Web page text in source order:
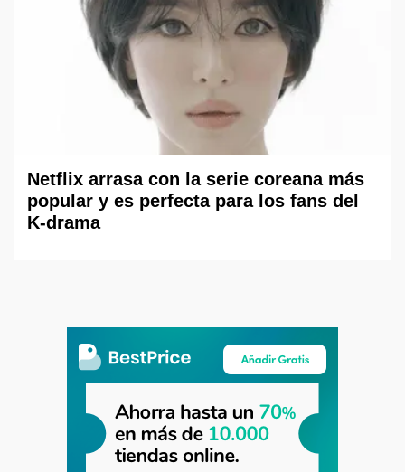
Netflix arrasa con la serie coreana más
popular y es perfecta para los fans del
K-drama